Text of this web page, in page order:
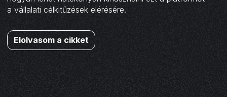
a vállalati célkitűzések elérésére.
Elolvasom a cikket